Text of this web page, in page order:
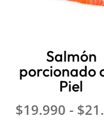
Salmón
porcionado
Piel
$19.990 - $